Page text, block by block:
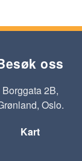
oss
Borggata 2B,
Oslo.
Kart